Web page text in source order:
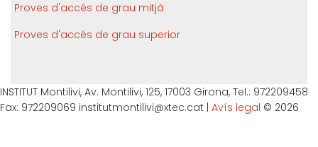
Proves d'accés de grau mitjà
Proves d'accés de grau superior
INSTITUT Montilivi, Av. Montilivi, 125, 17003 Girona, Tel.: 972209458
Fax: 972209069 institutmontilivi@xtec.cat | Avís legal © 2026